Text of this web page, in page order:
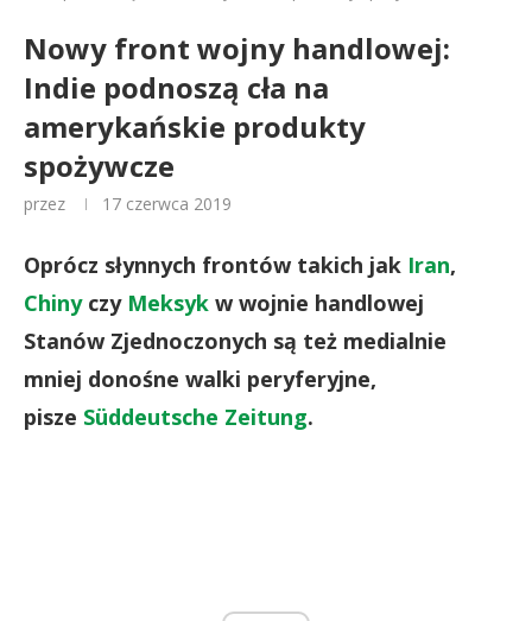
Nowy front wojny handlowej:
Indie podnoszą cła na
amerykańskie produkty
spożywcze
przez 17 czerwca 2019
Oprócz słynnych frontów takich jak Iran,
Chinyczy Meksyk w wojnie handlowej
Stanów Zjednoczonych są też medialnie
mniej donośne walki peryferyjne,
pisze Süddeutsche Zeitung.